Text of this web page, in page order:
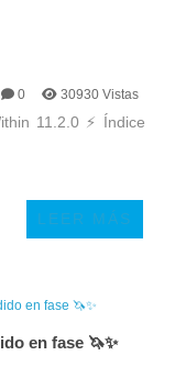
0
30930 Vistas
11.2.0 ⚡ Índice
LEER MÁS
en fase 🦄✨